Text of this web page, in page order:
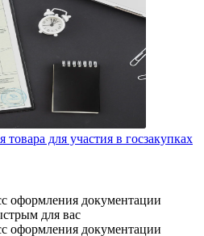
для участия в госзакупках
оформления документации
для вас
оформления документации